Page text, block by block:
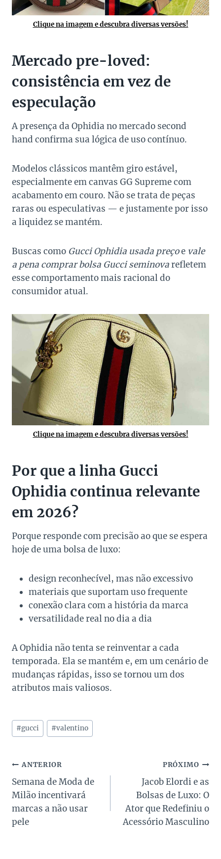
Clique na imagem e descubra diversas versões!
Mercado pre-loved:
consistência em vez de
especulação
A presença da Ophidia no mercado second
hand confirma sua lógica de uso contínuo.
Modelos clássicos mantêm giro estável,
especialmente em canvas GG Supreme com
acabamento em couro. Não se trata de peças
raras ou especulativas — e justamente por isso
a liquidez se mantém.
Buscas como Gucci Ophidia usada preçoe vale
a pena comprar bolsa Gucci seminovarefletem
esse comportamento mais racional do
consumidor atual.
Clique na imagem e descubra diversas versões!
Por que a linha Gucci
Ophidia continua relevante
em 2026?
Porque responde com precisão ao que se espera
hoje de uma bolsa de luxo:
design reconhecível, mas não excessivo
materiais que suportam uso frequente
conexão clara com a história da marca
versatilidade real no dia a dia
A Ophidia não tenta se reinventar a cada
temporada. Ela se mantém e, em um cenário de
mudanças rápidas, isso se tornou um dos
atributos mais valiosos.
Tags
do
#gucci #valentino
Navegação
de
Post
ANTERIOR
Semana de Moda de
Milão incentivará
marcas a não usar
pele
PRÓXIMO
Jacob Elordi e as
Bolsas de Luxo: O
Ator que Redefiniu o
Acessório Masculino